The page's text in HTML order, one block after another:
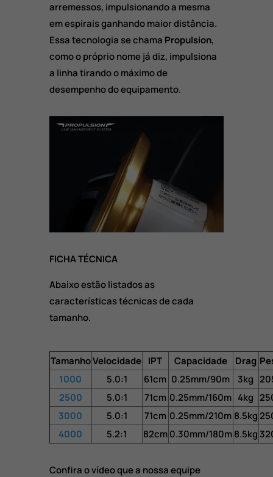
arremessos, impulsionando a mesma
em espirais ganhando maior distância.
Essa tecnologia se chama Propulsion,
como o próprio nome já diz, impulsiona
a linha tirando o máximo de
desempenho do equipamento.
FICHA TÉCNICA
Abaixo estão listados as
características técnicas de cada
tamanho.
TamanhoVelocidade IPT Capacidade Drag
1000
5.0:1 61cm 0.25mm/90m 3kg
2500
5.0:1 71cm 0.25mm/160m 4kg
3000
5.0:1 71cm 0.25mm/210m 8.5kg
4000
5.2:1 82cm 0.30mm/180m 8.5kg
Confira o vídeo que a nossa equipe